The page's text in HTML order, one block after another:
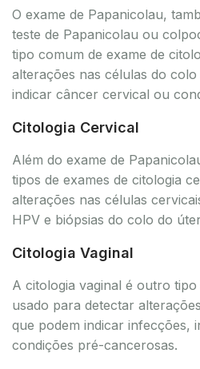
O exame de Papanicolau,
teste de Papanicolau ou
tipo comum de exame de
alterações nas células do
indicar câncer cervical ou
Citologia Cervical
Além do exame de
tipos de exames de citologia
alterações nas células
HPV e biópsias do colo do
Citologia Vaginal
A citologia vaginal é outro
usado para detectar
que podem indicar infecções,
condições pré-cancerosas.